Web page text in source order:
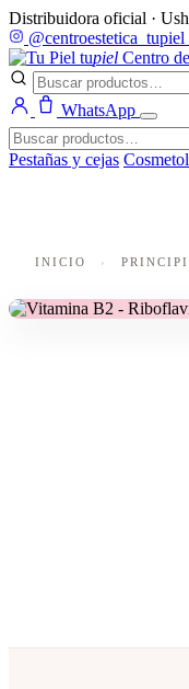
Distribuidora oficial ·
@centroestetica_tupiel
tupiel Centro
WhatsApp
Pestañas y cejas
INICIO ›